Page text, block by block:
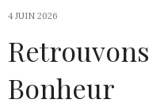
4 JUIN 2026
Bonheur